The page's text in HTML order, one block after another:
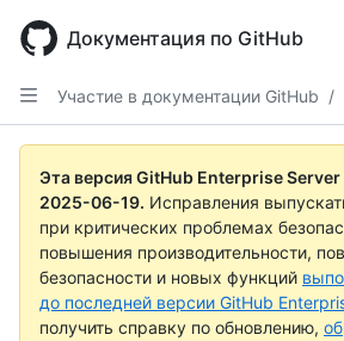
main
content
Документация по GitHub
Участие в документации GitHub /
Эта версия GitHub Enterprise
2025-06-19. Исправления
при критических проблемах
повышения производительности,
безопасности и новых функций
до последней версии GitHub
получить справку по обновлению,